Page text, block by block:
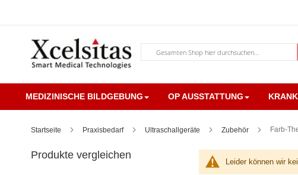
MEDIZINISCHE BILDGEBUNG OP AUSSTATTUNG
Startseite Praxisbedarf Ultraschallgeräte Zubehör Farb-
Leider können wir
Produkte vergleichen